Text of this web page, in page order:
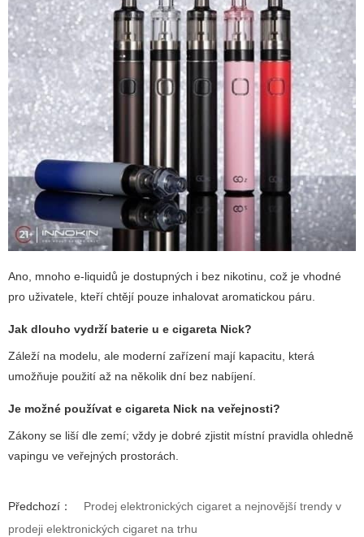
Ano, mnoho e-liquidů je dostupných i bez nikotinu, což je vhodné
pro uživatele, kteří chtějí pouze inhalovat aromatickou páru.
Jak dlouho vydrží baterie u e cigareta Nick?
Záleží na modelu, ale moderní zařízení mají kapacitu, která
umožňuje použití až na několik dní bez nabíjení.
Je možné používat e cigareta Nick na veřejnosti?
Zákony se liší dle zemí; vždy je dobré zjistit místní pravidla ohledně
vapingu ve veřejných prostorách.
Předchozí：
Prodej elektronických cigaret a nejnovější trendy v
prodeji elektronických cigaret na trhu